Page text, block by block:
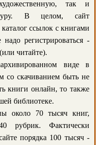
так и
В целом, сайт
ссылок с книгами
регистрироваться -
читайте).
виде в
со скачиванием быть не
книги онлайн, то также
библиотеке.
около 70 тысяч книг,
рубрик. Фактически
порядка 100 тысяч -